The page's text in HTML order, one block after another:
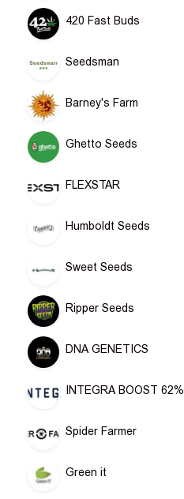
420 Fast Buds
Seedsman
Barney's Farm
Ghetto Seeds
FLEXSTAR
Humboldt Seeds
Sweet Seeds
Ripper Seeds
DNA GENETICS
INTEGRA BOOST 62%
Spider Farmer
Green it